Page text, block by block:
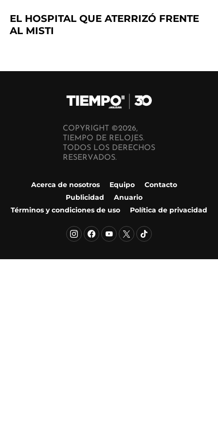
EL HOSPITAL QUE ATERRIZÓ FRENTE
AL MISTI
COPYRIGHT ©2026,
TIEMPO DE RELOJES.
TODOS LOS DERECHOS
RESERVADOS.
Acerca de nosotros Equipo
Contacto
Publicidad
Anuario
Términos y condiciones de uso
Política de privacidad